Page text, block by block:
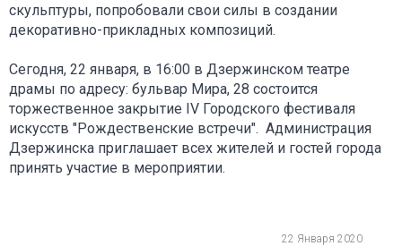
скульптуры, попробовали свои силы в создании
декоративно-прикладных композиций.
Сегодня, 22 января, в 16:00 в Дзержинском театре
драмы по адресу: бульвар Мира, 28 состоится
торжественное закрытие IV Городского фестиваля
искусств "Рождественские встречи". Администрация
Дзержинска приглашает всех жителей и гостей города
принять участие в мероприятии.
22 Января 2020